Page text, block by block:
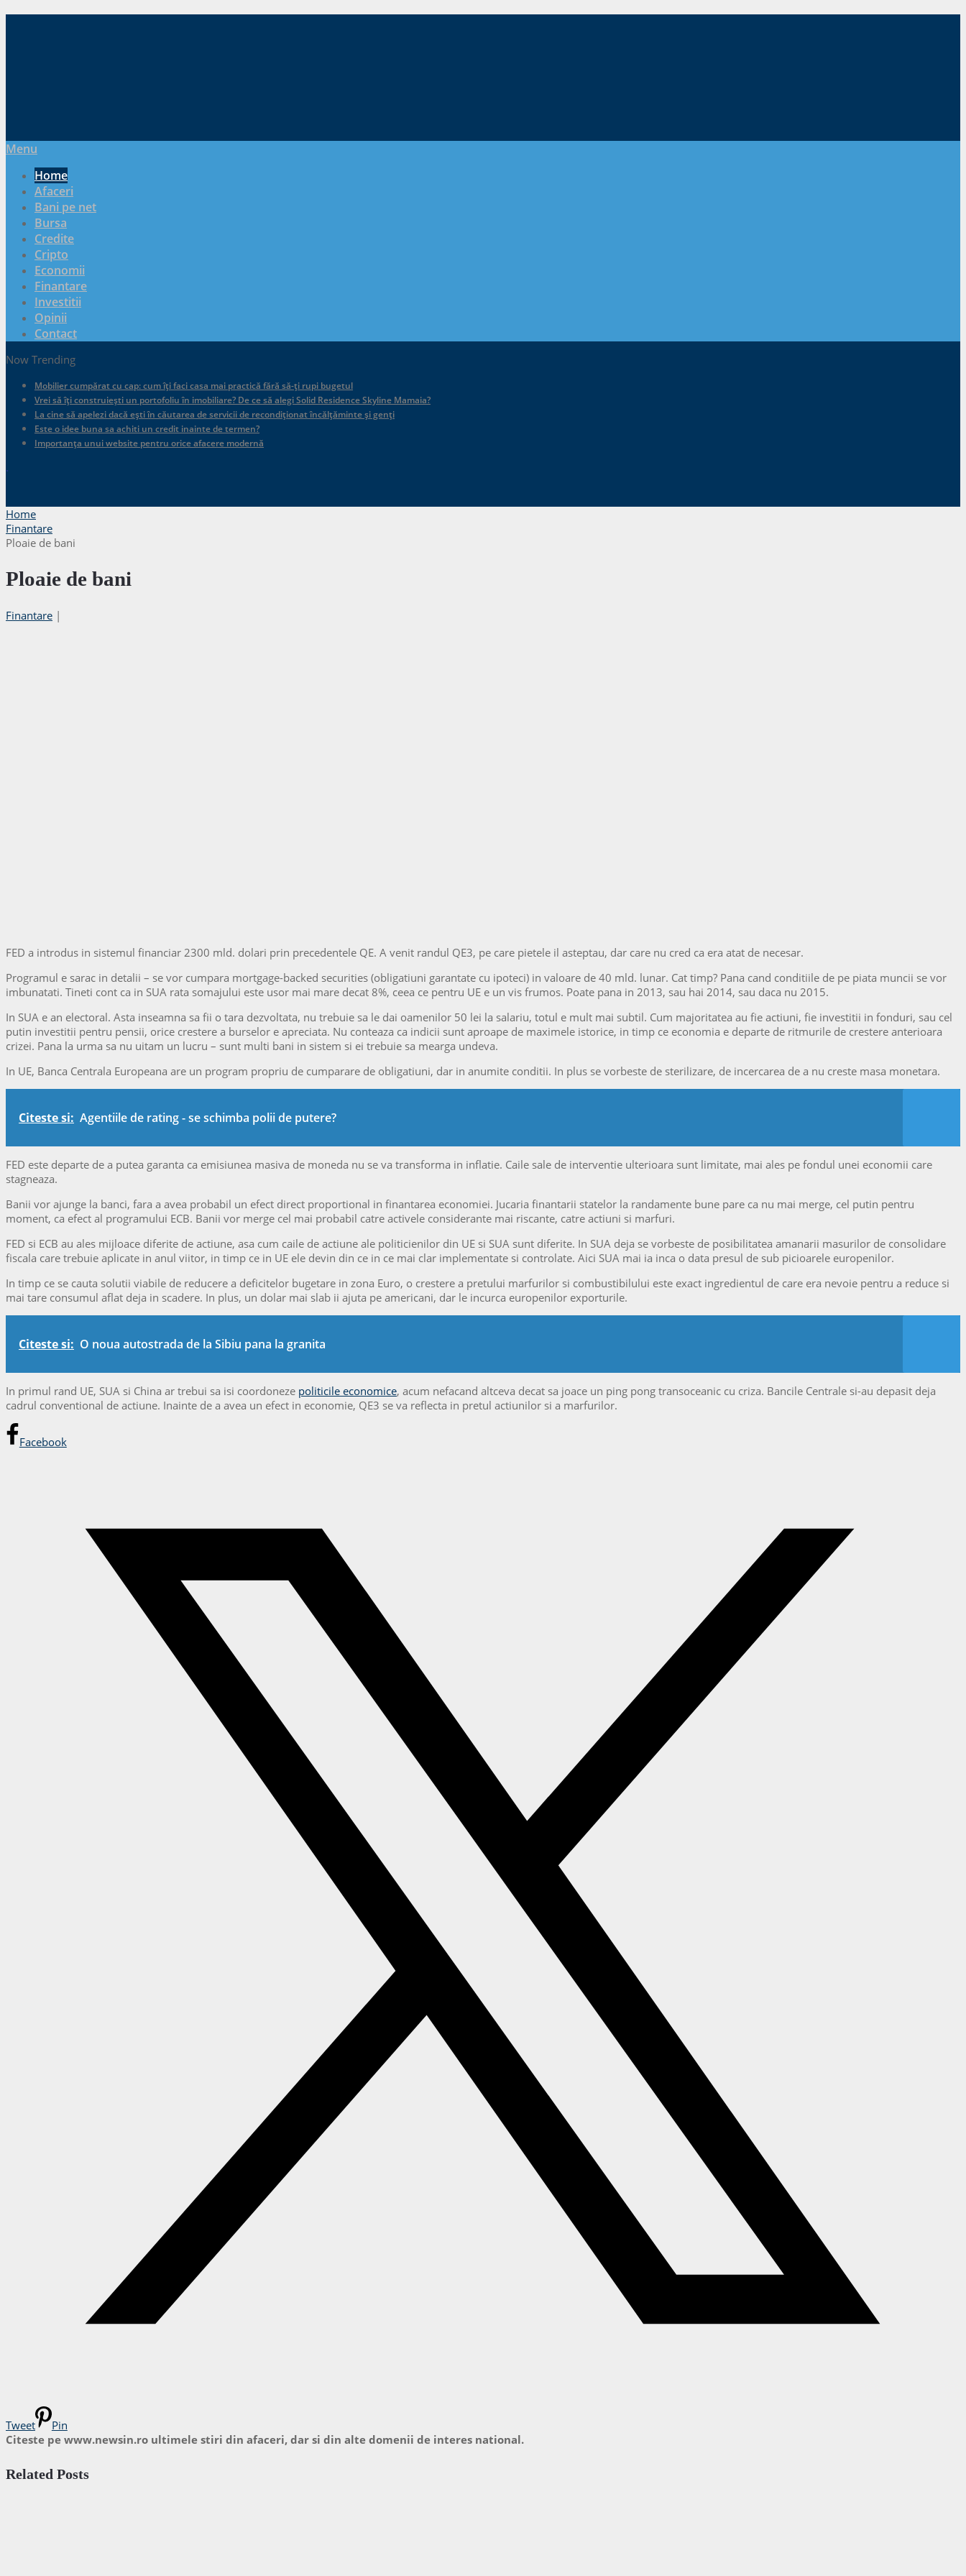
Menu
Home
Afaceri
Bani pe net
Bursa
Credite
Cripto
Economii
Finantare
Investitii
Opinii
Contact
Now Trending
Mobilier cumpărat cu cap: cum îți faci casa mai practică fără să-ți rupi bugetul
Vrei să îți construiești un portofoliu în imobiliare? De ce să alegi Solid Residence Skyline Mamaia?
La cine să apelezi dacă ești în căutarea de servicii de recondiționat încălțăminte și genți
Este o idee buna sa achiti un credit inainte de termen?
Importanța unui website pentru orice afacere modernă
.
Home
Finantare
Ploaie de bani
Ploaie de bani
Finantare |
FED a introdus in sistemul financiar 2300 mld. dolari prin precedentele QE. A venit randul QE3, pe care pietele il asteptau, dar care nu cred ca era atat de necesar.
Programul e sarac in detalii – se vor cumpara mortgage-backed securities (obligatiuni garantate cu ipoteci) in valoare de 40 mld. lunar. Cat timp? Pana cand conditiile de pe piata muncii se vor
imbunatati. Tineti cont ca in SUA rata somajului este usor mai mare decat 8%, ceea ce pentru UE e un vis frumos. Poate pana in 2013, sau hai 2014, sau daca nu 2015.
In SUA e an electoral. Asta inseamna sa fii o tara dezvoltata, nu trebuie sa le dai oamenilor 50 lei la salariu, totul e mult mai subtil. Cum majoritatea au fie actiuni, fie investitii in fonduri, sau cel
putin investitii pentru pensii, orice crestere a burselor e apreciata. Nu conteaza ca indicii sunt aproape de maximele istorice, in timp ce economia e departe de ritmurile de crestere anterioara
crizei. Pana la urma sa nu uitam un lucru – sunt multi bani in sistem si ei trebuie sa mearga undeva.
In UE, Banca Centrala Europeana are un program propriu de cumparare de obligatiuni, dar in anumite conditii. In plus se vorbeste de sterilizare, de incercarea de a nu creste masa monetara.
Citeste si: Agentiile de rating - se schimba polii de putere?
FED este departe de a putea garanta ca emisiunea masiva de moneda nu se va transforma in inflatie. Caile sale de interventie ulterioara sunt limitate, mai ales pe fondul unei economii care
stagneaza.
Banii vor ajunge la banci, fara a avea probabil un efect direct proportional in finantarea economiei. Jucaria finantarii statelor la randamente bune pare ca nu mai merge, cel putin pentru
moment, ca efect al programului ECB. Banii vor merge cel mai probabil catre activele considerante mai riscante, catre actiuni si marfuri.
FED si ECB au ales mijloace diferite de actiune, asa cum caile de actiune ale politicienilor din UE si SUA sunt diferite. In SUA deja se vorbeste de posibilitatea amanarii masurilor de consolidare
fiscala care trebuie aplicate in anul viitor, in timp ce in UE ele devin din ce in ce mai clar implementate si controlate. Aici SUA mai ia inca o data presul de sub picioarele europenilor.
In timp ce se cauta solutii viabile de reducere a deficitelor bugetare in zona Euro, o crestere a pretului marfurilor si combustibilului este exact ingredientul de care era nevoie pentru a reduce si
mai tare consumul aflat deja in scadere. In plus, un dolar mai slab ii ajuta pe americani, dar le incurca europenilor exporturile.
Citeste si: O noua autostrada de la Sibiu pana la granita
In primul rand UE, SUA si China ar trebui sa isi coordoneze politicile economice, acum nefacand altceva decat sa joace un ping pong transoceanic cu criza. Bancile Centrale si-au depasit deja
cadrul conventional de actiune. Inainte de a avea un efect in economie, QE3 se va reflecta in pretul actiunilor si a marfurilor.
Facebook
Tweet
Pin
Citeste pe www.newsin.ro ultimele stiri din afaceri, dar si din alte domenii de interes national.
Related Posts